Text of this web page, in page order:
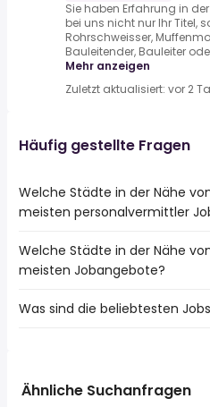
Sie haben Erfahrung in
bei uns nicht nur Ihr Titel,
Rohrschweisser,
Bauleitender, Bauleiter
Mehr anzeigen
Zuletzt aktualisiert: vor 2
Häufig gestellte Fragen
Welche Städte in der Nähe
meisten personalvermittler
Städte in der Nähe von
personalvermittler Jobs:
Oberursel (Taunus)
Bad Vilbel
Welche Städte in der Nähe
meisten Jobangebote?
10 Städte in der Nähe von
Oberursel (Taunus)
Was sind die beliebtesten
reinigungskraft
Ähnliche Suchanfragen